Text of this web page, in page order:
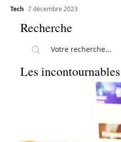
Tech 7 décembre 2023
Recherche
Les incontournables